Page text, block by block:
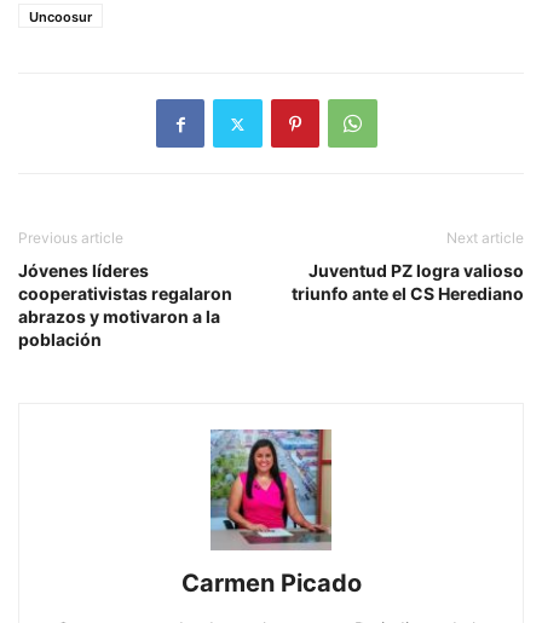
Uncoosur
Previous article
Jóvenes líderes
cooperativistas regalaron
abrazos y motivaron a la
población
Next article
Juventud PZ logra valioso
triunfo ante el CS Herediano
Carmen Picado